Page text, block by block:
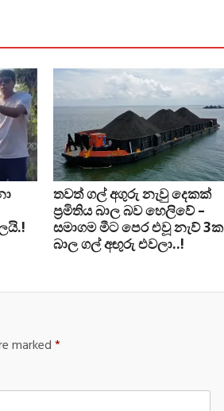
තවත් ගල් අගුරු නැවු දෙකක්
ප‍්‍රමිතිය බාල බව හෙලිවේ –
සමාගම මීට පෙර එවූ නැව් 3ක
බාල ගල් අඟුරු එවලා..!
marked*